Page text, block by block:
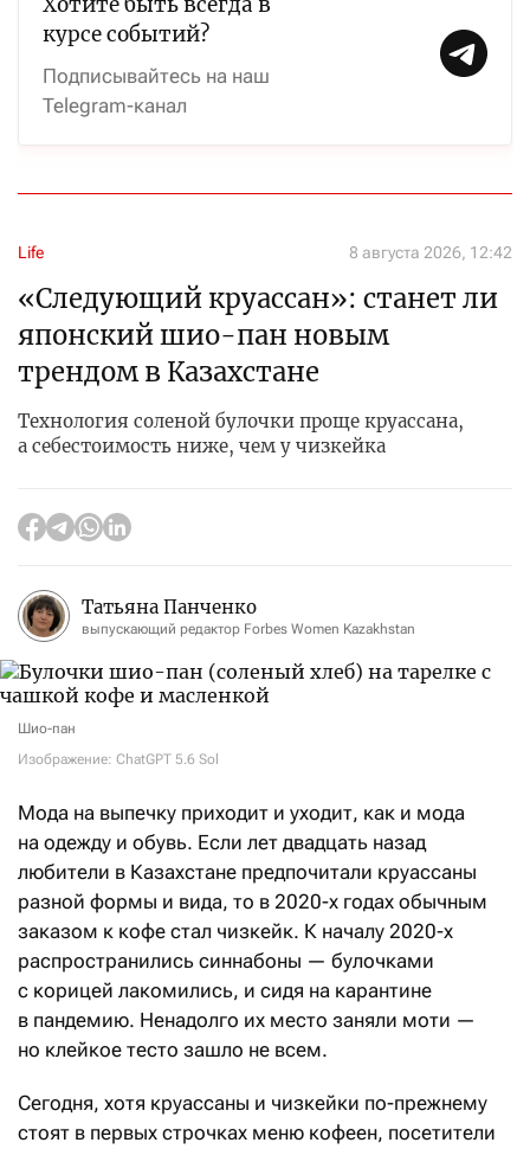
курсе событий?
Подписывайтесь на наш
Telegram-канал
Life 8 августа 2026, 12:42
«Следующий круассан»: станет ли
японский шио-пан новым
трендом в Казахстане
Технология соленой булочки проще круассана,
а себестоимость ниже, чем у чизкейка
Татьяна Панченко
выпускающий редактор Forbes Women Kazakhstan
Шио-пан
Изображение: ChatGPT 5.6 Sol
Мода на выпечку приходит и уходит, как и мода
на одежду и обувь. Если лет двадцать назад
любители в Казахстане предпочитали круассаны
разной формы и вида, то в 2020-х годах обычным
заказом к кофе стал чизкейк. К началу 2020-х
распространились синнабоны — булочками
с корицей лакомились, и сидя на карантине
в пандемию. Ненадолго их место заняли моти —
но клейкое тесто зашло не всем.
Сегодня, хотя круассаны и чизкейки по-прежнему
стоят в первых строчках меню кофеен, посетители